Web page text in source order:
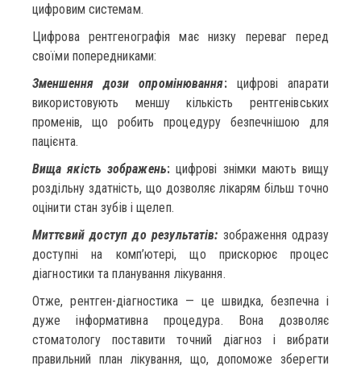
цифровим системам.
Цифрова рентгенографія має низку переваг перед
своїми попередниками:
Зменшення дози опромінювання:цифрові апарати
використовують меншу кількість рентгенівських
променів, що робить процедуру безпечнішою для
пацієнта.
Вища якість зображень:цифрові знімки мають вищу
роздільну здатність, що дозволяє лікарям більш точно
оцінити стан зубів і щелеп.
Миттєвий доступ до результатів: зображення одразу
доступні на комп’ютері, що прискорює процес
діагностики та планування лікування.
Отже, рентген-діагностика — це швидка, безпечна і
дуже інформативна процедура. Вона дозволяє
стоматологу поставити точний діагноз і вибрати
правильний план лікування, що, допоможе зберегти